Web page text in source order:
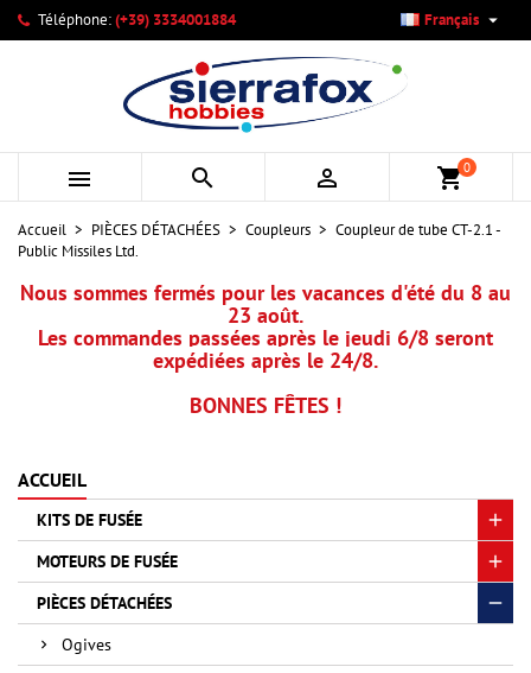
Téléphone:(+39) 3334001884 Français 
   shopping_cart0
Accueil PIÈCES DÉTACHÉES Coupleurs
Coupleur de tube CT-2.1 -
Public Missiles Ltd.
Nous sommes fermés pour les vacances d'été du 8 au
23 août.
Les commandes passées après le jeudi 6/8 seront
expédiées après le 24/8.
BONNES FÊTES !
ACCUEIL
KITS DE FUSÉE
MOTEURS DE FUSÉE
PIÈCES DÉTACHÉES
Ogives
Mes listes d'envies ×
Créer une nouvelle liste
Créer une liste d'envies ×
Nom de la liste d'envies
Annuler Créer une liste d'envies
Connexion ×
Vous devez être connecté pour ajouter des produits à votre
liste d'envies.
Annuler Connexion